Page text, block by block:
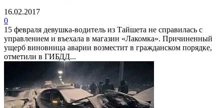
16.02.2017
0
15 февраля девушка-водитель из Тайшета не справилась с
управлением и въехала в магазин «Лакомка». Причиненный
ущерб виновница аварии возместит в гражданском порядке,
отметили в ГИБДД...